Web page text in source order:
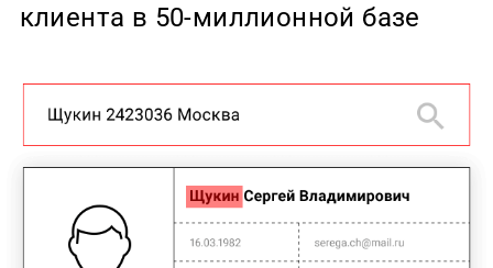
клиента в 50-миллионной базе